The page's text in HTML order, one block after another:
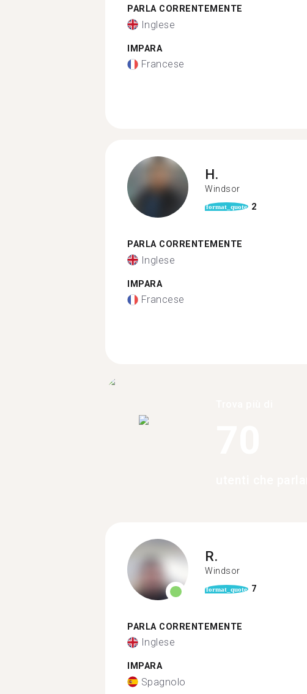
PARLA CORRENTEMENTE
Inglese
IMPARA
Francese
H.
Windsor
format_quote 2
PARLA CORRENTEMENTE
Inglese
IMPARA
Francese
R.
Windsor
format_quote 7
PARLA CORRENTEMENTE
Inglese
IMPARA
Spagnolo